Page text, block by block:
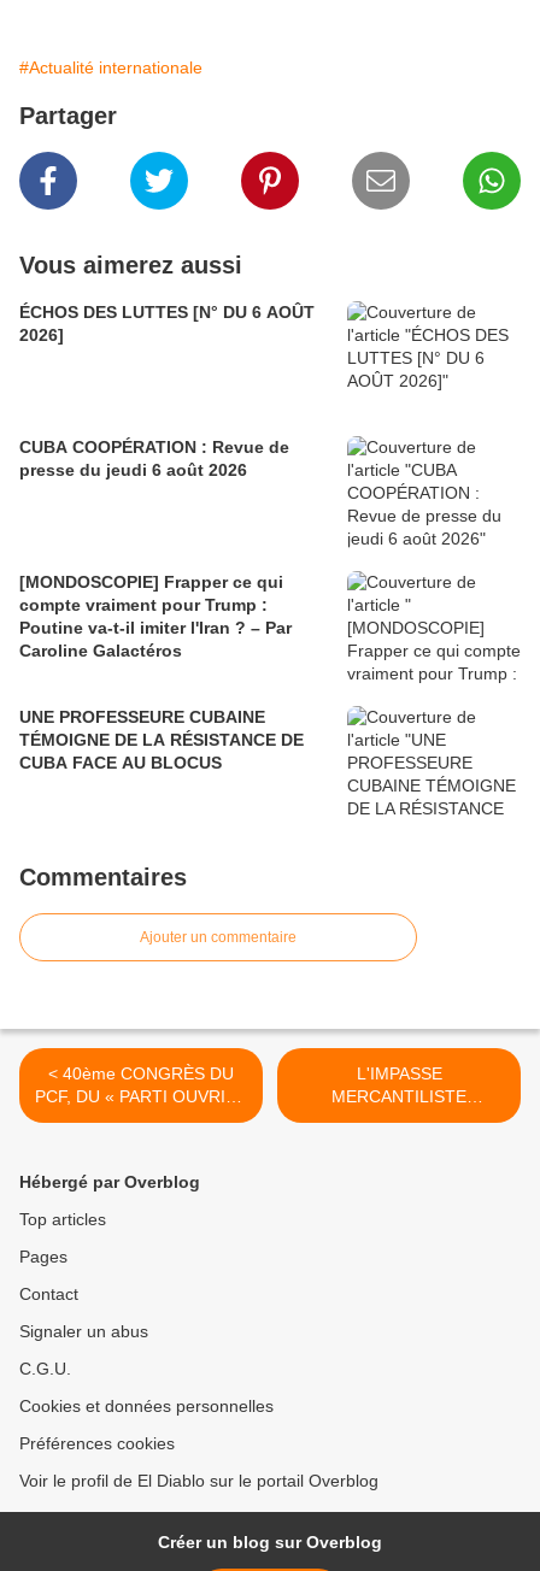
#Actualité internationale
Partager
Vous aimerez aussi
ÉCHOS DES LUTTES [N° DU 6 AOÛT
2026]
CUBA COOPÉRATION : Revue de
presse du jeudi 6 août 2026
[MONDOSCOPIE] Frapper ce qui
compte vraiment pour Trump :
Poutine va-t-il imiter l'Iran ? – Par
Caroline Galactéros
UNE PROFESSEURE CUBAINE
TÉMOIGNE DE LA RÉSISTANCE DE
CUBA FACE AU BLOCUS
Commentaires
Ajouter un commentaire
< 40ème CONGRÈS DU
PCF, DU « PARTI OUVRIER
» AU « PARTI D’ÉLUS » ?
L'IMPASSE
MERCANTILISTE
MONDIALE >
Hébergé par Overblog
Top articles
Pages
Contact
Signaler un abus
C.G.U.
Cookies et données personnelles
Préférences cookies
Voir le profil de El Diablo sur le portail Overblog
Créer un blog sur Overblog